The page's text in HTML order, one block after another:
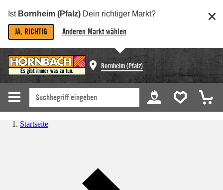
Ist Bornheim (Pfalz) Dein richtiger Markt?
JA, RICHTIG Anderen Markt wählen
Bornheim (Pfalz)
Startseite